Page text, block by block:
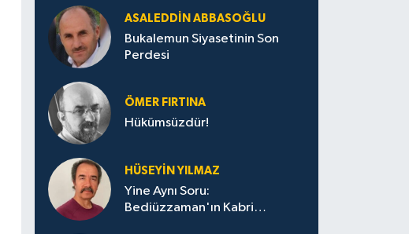
ASALEDDIN ABBASOĞLU
Bukalemun Siyasetinin Son
Perdesi
ÖMER FIRTINA
Hükümsüzdür!
HÜSEYIN YILMAZ
Yine Aynı Soru:
Bediüzzaman'ın Kabri